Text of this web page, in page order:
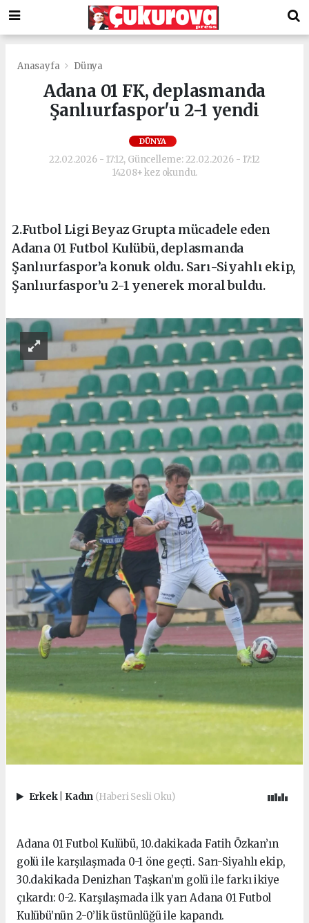
Anasayfa Dünya
Adana 01 FK, deplasmanda
Şanlıurfaspor'u 2-1 yendi
DÜNYA
22.02.2026 - 17:12, Güncelleme: 22.02.2026 - 17:12
14208+ kez okundu.
2.Futbol Ligi Beyaz Grupta mücadele eden
Adana 01 Futbol Kulübü, deplasmanda
Şanlıurfaspor’a konuk oldu. Sarı-Siyahlı ekip,
Şanlıurfaspor’u 2-1 yenerek moral buldu.
Erkek Kadın (Haberi Sesli Oku)
Adana 01 Futbol Kulübü, 10.dakikada Fatih Özkan’ın
golü ile karşılaşmada 0-1 öne geçti. Sarı-Siyahlı ekip,
30.dakikada Denizhan Taşkan’ın golü ile farkı ikiye
çıkardı: 0-2. Karşılaşmada ilk yarı Adana 01 Futbol
Kulübü’nün 2-0’lik üstünlüğü ile kapandı.